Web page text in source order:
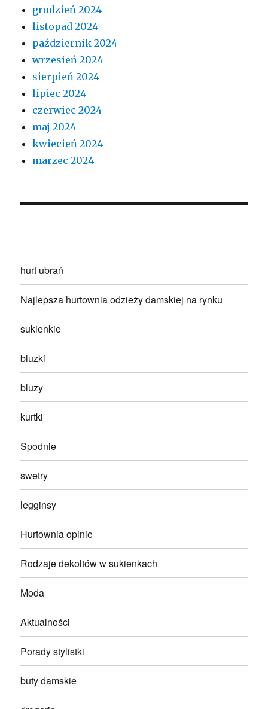
grudzień 2024
listopad 2024
październik 2024
wrzesień 2024
sierpień 2024
lipiec 2024
czerwiec 2024
maj 2024
kwiecień 2024
marzec 2024
hurt ubrań
Najlepsza hurtownia odzieży damskiej na rynku
sukienkie
bluzki
bluzy
kurtki
Spodnie
swetry
legginsy
Hurtownia opinie
Rodzaje dekoltów w sukienkach
Moda
Aktualności
Porady stylistki
buty damskie